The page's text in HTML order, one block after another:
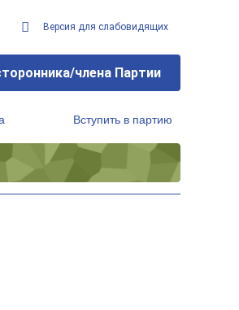
Версия для слабовидящих
члена Партии
Вступить в партию